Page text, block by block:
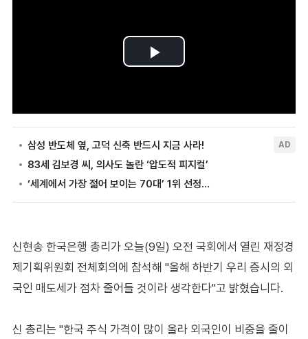
신현송 한국은행 총리가 오늘(9일) 오전 국회에서 열린 재정경
제기획위원회 전체회의에 참석해 "올해 하반기 우리 증시의 외
국인 매도세가 점차 줄어들 것이라 생각한다"고 밝혔습니다.
신 총리는 "한국 주식 가격이 많이 올라 외국인이 비중을 줄이